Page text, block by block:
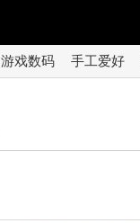
游戏数码 手工爱好